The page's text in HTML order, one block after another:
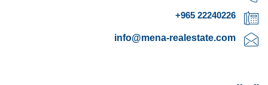
22240226 965+
info@mena-realestate.com